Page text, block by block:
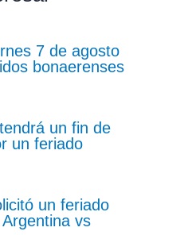
7 de agosto
bonaerenses
un fin de
un feriado
un feriado
vs